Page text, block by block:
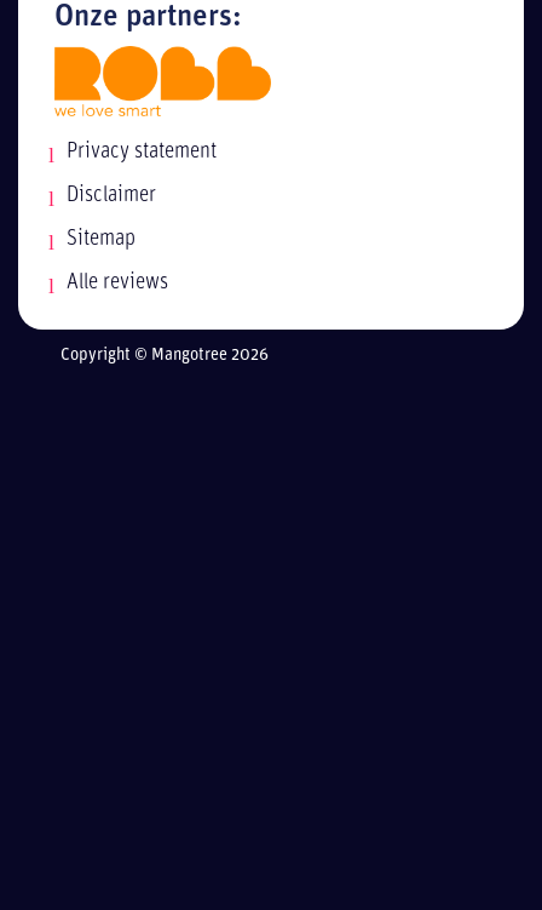
Onze partners:
Privacy statement
Disclaimer
Sitemap
Alle reviews
Copyright © Mangotree 2026